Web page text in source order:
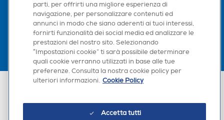
Scarica la nostra app
Euronics Italia SpA. Sede legale Via Montefeltro, 6/a 20156 Milano
parti, per offrirti una migliore esperienza di
navigazione, per personalizzare contenuti ed
annunci in modo che siano aderenti ai tuoi interessi,
fornirti funzionalità dei social media ed analizzare le
prestazioni del nostro sito. Selezionando
“Impostazioni cookie” ti sarà possibile determinare
quali cookie verranno utilizzati in base alle tue
preferenze. Consulta la nostra cookie policy per
ulteriori informazioni. Cookie Policy
Accetta tutti